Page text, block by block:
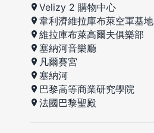
Velizy 2 購物中心
韋利濟維拉庫布萊空軍基地
維拉庫布萊高爾夫俱樂部
塞納河音樂廳
凡爾賽宮
塞納河
巴黎高等商業研究學院
法國巴黎聖殿